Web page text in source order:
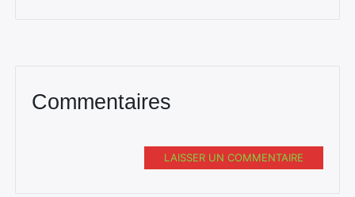
Commentaires
LAISSER UN COMMENTAIRE